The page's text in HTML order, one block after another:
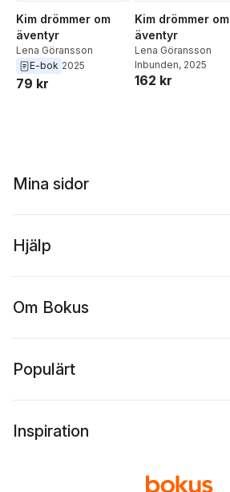
Kim drömmer om
äventyr
Lena Göransson
E-bok 2025
79 kr
Kim drömmer om
äventyr
Lena Göransson
Inbunden, 2025
162 kr
Mina sidor
Hjälp
Om Bokus
Populärt
Inspiration